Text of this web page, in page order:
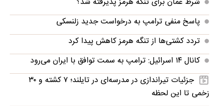
پاسخ منفی ترامپ به درخواست جدید زلنسکی
تردد کشتی‌ها از تنگه هرمز کاهش پیدا کرد
کانال ۱۴ اسرائیل: ترامپ به سمت توافق با ایران می‌رود
جزئیات تیراندازی در مدرسه‌ای در تایلند؛ ۷ کشته و ۳۰
زخمی تا این لحظه